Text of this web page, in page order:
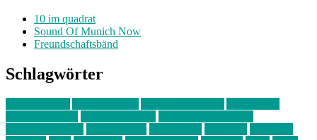
10 im quadrat
Sound Of Munich Now
Freundschaftsbänd
Schlagwörter